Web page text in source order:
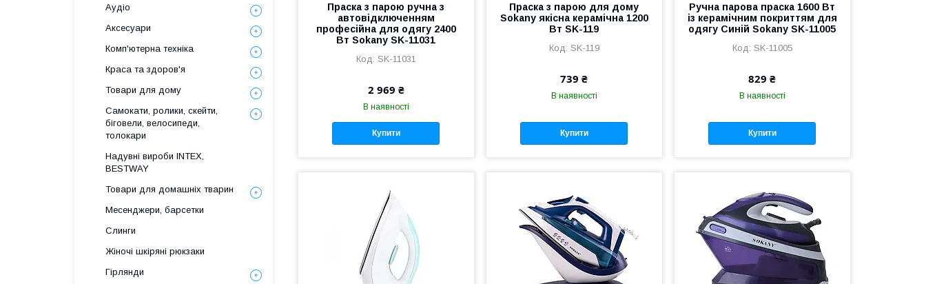
Праска з парою ручна з
автовідключенням
професійна для одягу 2400
Вт Sokany SK-11031
SK-11031
2 969 ₴
В наявності
Купити
Праска з парою для дому
Sokany якісна керамічна 1200
Вт SK-119
SK-119
739 ₴
В наявності
Купити
Ручна парова праска 1600 Вт
із керамічним покриттям для
одягу Синій Sokany SK-11005
SK-11005
829 ₴
В наявності
Купити
Аудіо
Аксесуари
Комп'ютерна техніка
Краса та здоров'я
Товари для дому
Самокати, ролики, скейти,
біговели, велосипеди,
толокари
Надувні вироби INTEX,
BESTWAY
Товари для домашніх тварин
Месенджери, барсетки
Слинги
Жіночі шкіряні рюкзаки
Гірлянди